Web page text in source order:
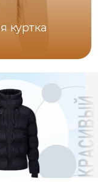
куртка